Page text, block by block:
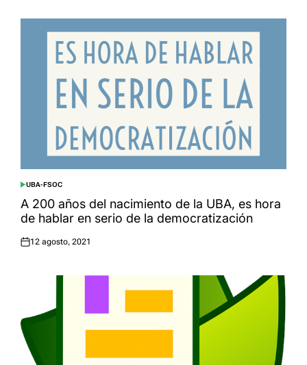
POSTED
IN
UBA-FSOC
A 200 años del nacimiento de la UBA, es hora
de hablar en serio de la democratización
Posted
12 agosto, 2021